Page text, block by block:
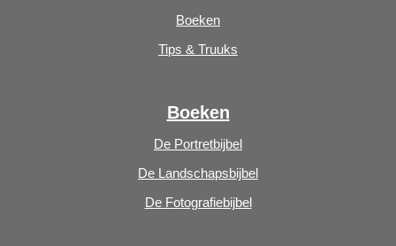
Boeken
Tips & Truuks
Boeken
De Portretbijbel
De Landschapsbijbel
De Fotografiebijbel